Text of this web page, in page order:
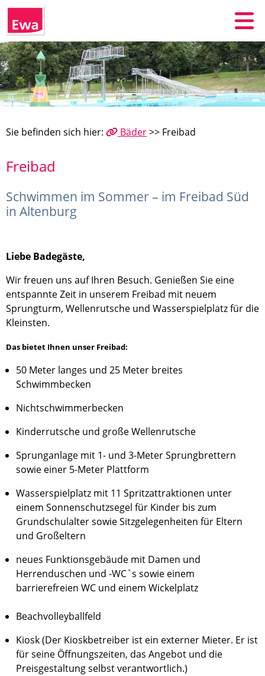
Sie befinden sich hier: Bäder>> Freibad
Freibad
Schwimmen im Sommer – im Freibad Süd
in Altenburg
Liebe Badegäste,
Wir freuen uns auf Ihren Besuch. Genießen Sie eine
entspannte Zeit in unserem Freibad mit neuem
Sprungturm, Wellenrutsche und Wasserspielplatz für die
Kleinsten.
Das bietet Ihnen unser Freibad:
50 Meter langes und 25 Meter breites
Schwimmbecken
Nichtschwimmerbecken
Kinderrutsche und große Wellenrutsche
Sprunganlage mit 1- und 3-Meter Sprungbrettern
sowie einer 5-Meter Plattform
Wasserspielplatz mit 11 Spritzattraktionen unter
einem Sonnenschutzsegel für Kinder bis zum
Grundschulalter sowie Sitzgelegenheiten für Eltern
und Großeltern
neues Funktionsgebäude mit Damen und
Herrenduschen und -WC`s sowie einem
barrierefreien WC und einem Wickelplatz
Beachvolleyballfeld
Kiosk (Der Kioskbetreiber ist ein externer Mieter. Er ist
für seine Öffnungszeiten, das Angebot und die
Preisgestaltung selbst verantwortlich.)